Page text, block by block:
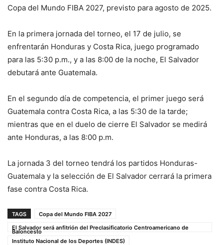
Copa del Mundo FIBA 2027, previsto para agosto de 2025.
En la primera jornada del torneo, el 17 de julio, se
enfrentarán Honduras y Costa Rica, juego programado
para las 5:30 p.m., y a las 8:00 de la noche, El Salvador
debutará ante Guatemala.
En el segundo día de competencia, el primer juego será
Guatemala contra Costa Rica, a las 5:30 de la tarde;
mientras que en el duelo de cierre El Salvador se medirá
ante Honduras, a las 8:00 p.m.
La jornada 3 del torneo tendrá los partidos Honduras-
Guatemala y la selección de El Salvador cerrará la primera
fase contra Costa Rica.
TAGS
Copa del Mundo FIBA 2027
El Salvador será anfitrión del Preclasificatorio Centroamericano de
Baloncesto
Instituto Nacional de los Deportes (INDES)